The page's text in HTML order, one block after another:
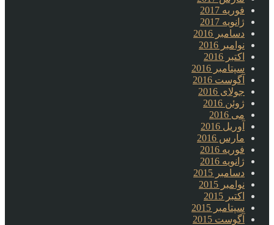
فوریه 2017
ژانویه 2017
دسامبر 2016
نوامبر 2016
اکتبر 2016
سپتامبر 2016
آگوست 2016
جولای 2016
ژوئن 2016
می 2016
آوریل 2016
مارس 2016
فوریه 2016
ژانویه 2016
دسامبر 2015
نوامبر 2015
اکتبر 2015
سپتامبر 2015
آگوست 2015